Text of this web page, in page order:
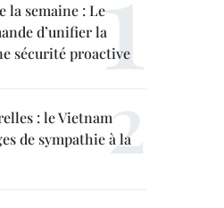
la semaine : Le
d’unifier la
sécurité proactive
: le Vietnam
de sympathie à la